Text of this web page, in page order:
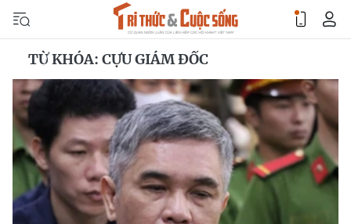
TỪ KHÓA: CỰU GIÁM ĐỐC